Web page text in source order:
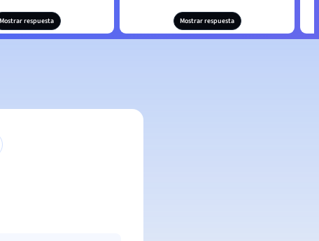
Mostrar respuesta Mostrar respuesta